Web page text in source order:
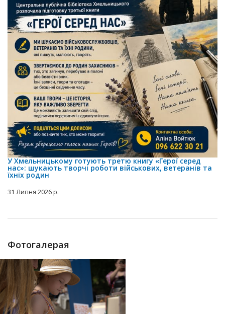
У Хмельницькому готують третю книгу «Герої серед
нас»: шукають творчі роботи військових, ветеранів та
їхніх родин
31 Липня 2026 р.
Фотогалерая